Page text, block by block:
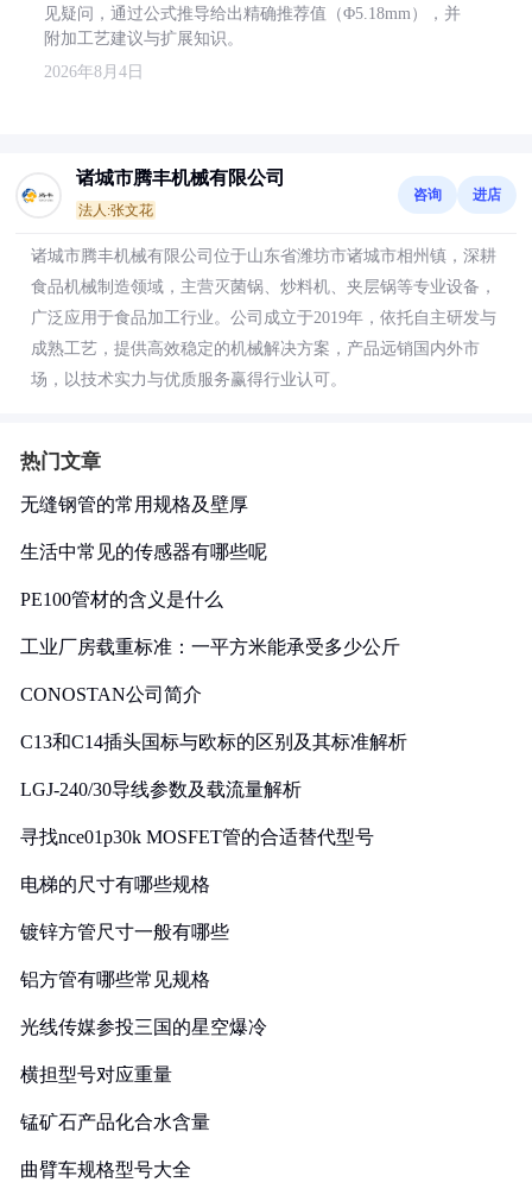
见疑问，通过公式推导给出精确推荐值（Φ5.18mm），并
附加工艺建议与扩展知识。
2026年8月4日
诸城市腾丰机械有限公司
法人:张文花
咨询 进店
诸城市腾丰机械有限公司位于山东省潍坊市诸城市相州镇，深耕
食品机械制造领域，主营灭菌锅、炒料机、夹层锅等专业设备，
广泛应用于食品加工行业。公司成立于2019年，依托自主研发与
成熟工艺，提供高效稳定的机械解决方案，产品远销国内外市
场，以技术实力与优质服务赢得行业认可。
热门文章
无缝钢管的常用规格及壁厚
生活中常见的传感器有哪些呢
PE100管材的含义是什么
工业厂房载重标准：一平方米能承受多少公斤
CONOSTAN公司简介
C13和C14插头国标与欧标的区别及其标准解析
LGJ-240/30导线参数及载流量解析
寻找nce01p30k MOSFET管的合适替代型号
电梯的尺寸有哪些规格
镀锌方管尺寸一般有哪些
铝方管有哪些常见规格
光线传媒参投三国的星空爆冷
横担型号对应重量
锰矿石产品化合水含量
曲臂车规格型号大全